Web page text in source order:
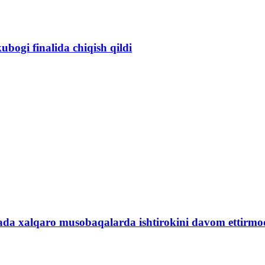
finalida chiqish qildi
xalqaro musobaqalarda ishtirokini davom